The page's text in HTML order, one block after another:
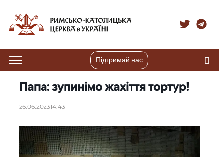
Підтримай нас
Папа: зупинімо жахіття тортур!
26.06.202314:43